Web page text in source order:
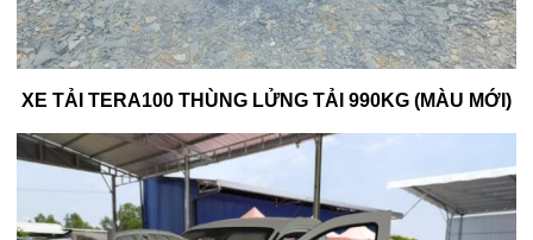
XE TẢI TERA100 THÙNG LỬNG TẢI 990KG (MÀU MỚI)